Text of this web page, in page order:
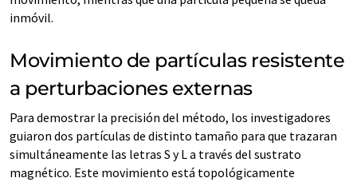
inmóvil.
Movimiento de partículas resistente
a perturbaciones externas
Para demostrar la precisión del método, los investigadores
guiaron dos partículas de distinto tamaño para que trazaran
simultáneamente las letras S y L a través del sustrato
magnético. Este movimiento está topológicamente